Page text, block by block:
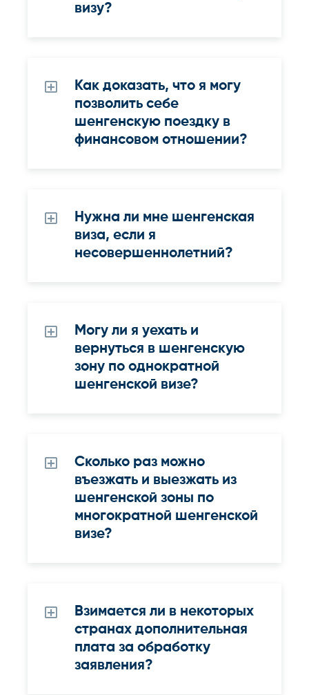
визу?
Как доказать, что я могу
позволить себе
шенгенскую поездку в
финансовом отношении?
Нужна ли мне шенгенская
виза, если я
несовершеннолетний?
Могу ли я уехать и
вернуться в шенгенскую
зону по однократной
шенгенской визе?
Сколько раз можно
въезжать и выезжать из
шенгенской зоны по
многократной шенгенской
визе?
Взимается ли в некоторых
странах дополнительная
плата за обработку
заявления?